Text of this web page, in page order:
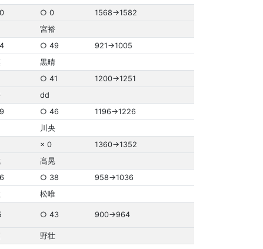
○ 0
1568→1582
宮裕
○ 49
921→1005
黒晴
○ 41
1200→1251
dd
○ 46
1196→1226
川央
× 0
1360→1352
髙晃
○ 38
958→1036
松唯
○ 43 900→964
野壮